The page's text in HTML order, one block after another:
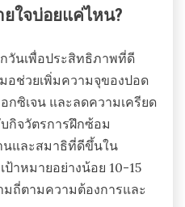
ใจบ่อยแค่ไหน?
วันเพื่อประสิทธิภาพที่ดี
อช่วยเพิ่มความจุของปอด
ซิเจน และลดความเครียด
กิจวัตรการฝึกซ้อม
และสมาธิที่ดีขึ้นใน
าหมายอย่างน้อย 10-15
ถี่ตามความต้องการและ